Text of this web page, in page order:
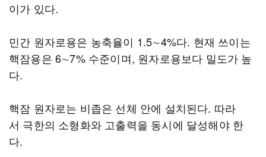
이가 있다.
민간 원자로용은 농축율이 1.5∼4%다. 현재 쓰이는
핵잠용은 6∼7% 수준이며, 원자로용보다 밀도가 높
다.
핵잠 원자로는 비좁은 선체 안에 설치된다. 따라
서 극한의 소형화와 고출력을 동시에 달성해야 한
다.